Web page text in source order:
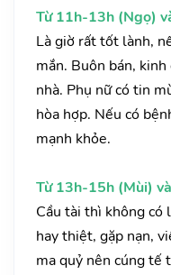
Từ 11h-13h (Ngọ)
Là giờ rất tốt lành,
mắn. Buôn bán,
nhà. Phụ nữ có tin
hòa hợp. Nếu có
mạnh khỏe.
Từ 13h-15h (Mùi)
Cầu tài thì không có
hay thiệt, gặp nạn,
ma quỷ nên cúng tế